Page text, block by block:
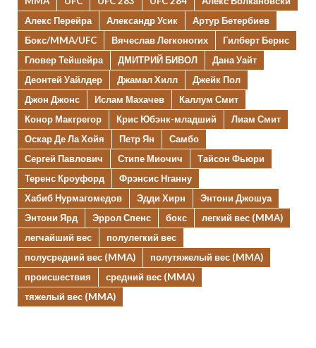
Алекс Перейра
Александр Усик
Артур Бетербиев
Бокс/MMA/UFC
Вячеслав Легконогих
Гилберт Бернс
Гловер Тейшейра
ДМИТРИЙ БИВОЛ
Дана Уайт
Деонтей Уайлдер
Джамал Хилл
Джейк Пол
Джон Джонс
Ислам Махачев
Каллум Смит
Конор Макгрегор
Крис Юбэнк-младший
Лиам Смит
Оскар Де Ла Хойя
Петр Ян
Самбо
Сергей Павлович
Стипе Миочич
Тайсон Фьюри
Теренс Кроуфорд
Фрэнсис Нганну
Хабиб Нурмагомедов
Эдди Хирн
Энтони Джошуа
Энтони Ярд
Эррол Спенс бокс
легкий вес (MMA)
легчайший вес
полулегкий вес
полусредний вес (MMA)
полутяжелый вес (MMA)
происшествия
средний вес (MMA)
тяжелый вес (MMA)